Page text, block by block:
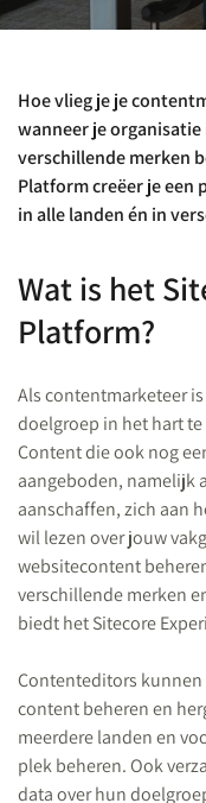
Hoe vlieg je je
wanneer je
verschillende merken
Platform creëer je een
in alle landen én in
Wat is het
Platform?
Als contentmarketeer
doelgroep in het hart
Content die ook nog
aangeboden, namelijk
aanschaffen, zich aan
wil lezen over jouw
websitecontent
verschillende merken
biedt het Sitecore
Contenteditors
content beheren en
meerdere landen en
plek beheren. Ook
data over hun